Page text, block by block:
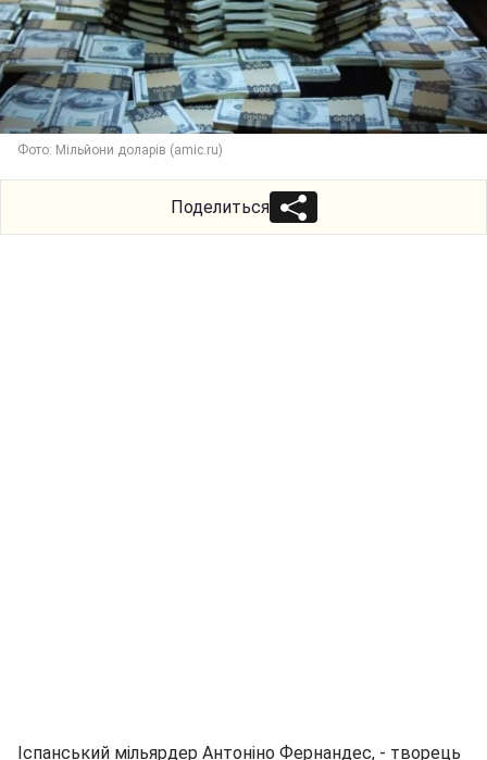
Фото: Мільйони доларів (amic.ru)
Поделиться
Іспанський мільярдер Антоніно Фернандес, - творець